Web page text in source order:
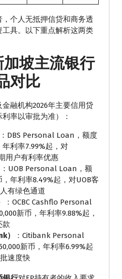
个人无抵押信贷和商务透
具。以下重点解析这两类
加坡主流银行
对比
融机构2026年主要信用贷
率以审批为准）：
：DBS Personal Loan，额度
年利率7.99%起，对
用户有利率优惠
：UOB Personal Loan，额
，年利率8.49%起，对UOB客
有绿色通道
：OCBC Cashflo Personal
新币，年利率9.88%起，
款
）
：Citibank Personal
新币，年利率6.99%起
速度快